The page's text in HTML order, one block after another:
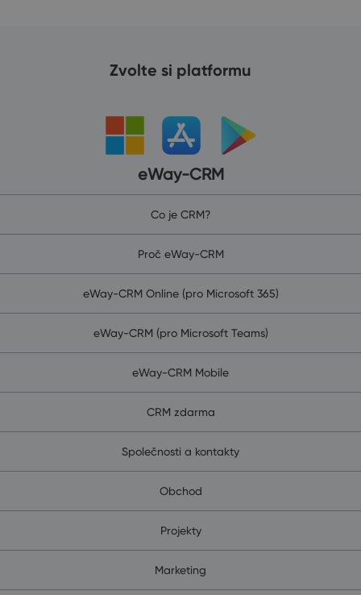
Zvolte si platformu
eWay-CRM
Co je CRM?
Proč eWay-CRM
eWay-CRM Online (pro Microsoft 365)
eWay-CRM (pro Microsoft Teams)
eWay-CRM Mobile
CRM zdarma
Společnosti a kontakty
Obchod
Projekty
Marketing